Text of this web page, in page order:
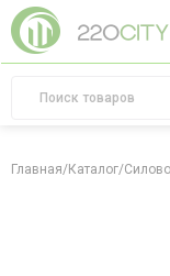
Главная/Каталог/